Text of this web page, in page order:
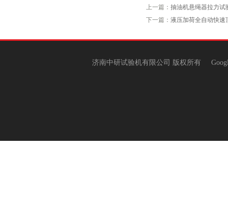
上一篇： 抽油机悬绳器拉力试
下一篇： 液压加荷全自动快速
济南中研试验机有限公司 版权所有